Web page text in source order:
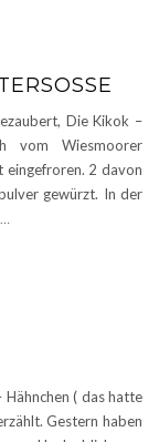
Die Kikok –
vom Wiesmoorer
eingefroren. 2 davon
gewürzt. In der
…
Hähnchen ( das hatte
Gestern haben